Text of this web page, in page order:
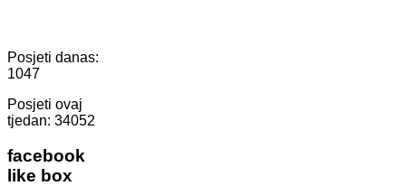
Posjeti danas:
1047
Posjeti ovaj
tjedan: 34052
facebook
like box